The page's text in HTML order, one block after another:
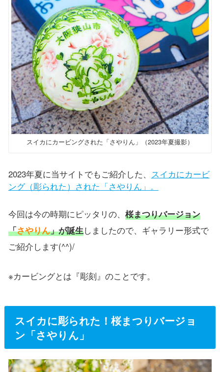
スイカにカービングされた「さやりん」（2023年夏撮影）
2023年夏に当サイトでもご紹介した、 スイカにカービ
ング（彫られた）された「さやりん」。
今回は今の時期にピッタリの、 桜まつりバージョン
「さやりん」が誕生しましたので、ギャラリー形式で
ご紹介します(^^)/
※カービングとは『彫刻』のことです。
スイカに彫られた！桜まつりバージョ
ン「さやりん」